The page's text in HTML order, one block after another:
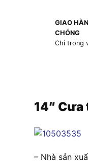
GIAO
CHÓNG
Chỉ trong
14″
– Nhà sản